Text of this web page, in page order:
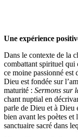
Une expérience
Dans le contexte de la
combattant spirituel qui
ce moine passionné est
Dieu est fondée sur
maturité : Sermons sur
chant nuptial en
parle de Dieu et à Dieu
bien avant les poètes et
sanctuaire sacré dans